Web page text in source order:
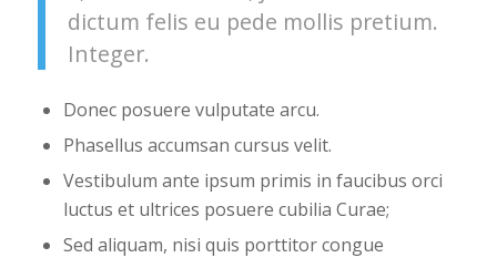
dictum felis eu pede mollis pretium.
Integer.
Donec posuere vulputate arcu.
Phasellus accumsan cursus velit.
Vestibulum ante ipsum primis in faucibus orci
luctus et ultrices posuere cubilia Curae;
Sed aliquam, nisi quis porttitor congue